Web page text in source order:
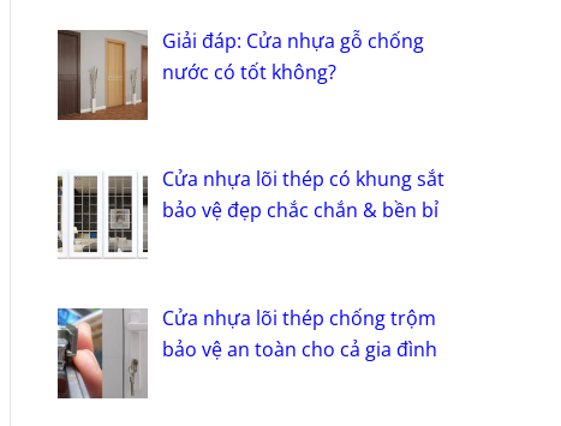
Giải đáp: Cửa nhựa gỗ chống
nước có tốt không?
Cửa nhựa lõi thép có khung sắt
bảo vệ đẹp chắc chắn & bền bỉ
Cửa nhựa lõi thép chống trộm
bảo vệ an toàn cho cả gia đình